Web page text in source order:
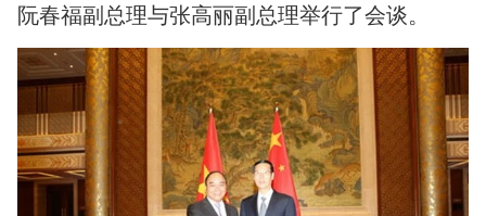
阮春福副总理与张高丽副总理举行了会谈。